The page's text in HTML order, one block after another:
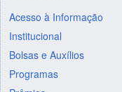
Acesso à Informação
Institucional
Bolsas e Auxílios
Programas